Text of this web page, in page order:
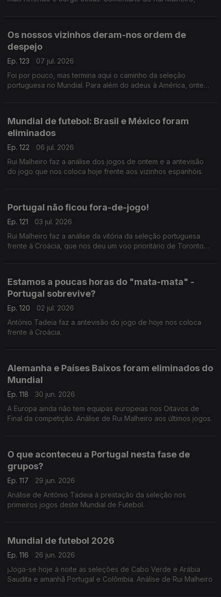
Os nossos vizinhos deram-nos ordem de
despejo
Ep. 123
07 jul. 2026
Foi por pouco, mas termina aqui o caminho da seleção
portuguesa no Mundial. Para além do adeus à América, ontem
Mundial de futebol: Brasil e México foram
eliminados
Ep. 122
06 jul. 2026
Rui Malheiro faz a análise dos jogos de ontem e a antevisão
do jogo que nos coloca hoje frente aos vizinhos espanhóis.
Portugal não ficou fora-de-jogo!
Ep. 121
03 jul. 2026
Rui Malheiro faz a análise da vitória da seleção portuguesa
frente à Croácia, que nos deu um voo prioritário de Toronto
Estamos a poucas horas do "mata-mata" -
Portugal sobrevive?
Ep. 120
02 jul. 2026
António Tadeia faz a antevisão do jogo de hoje nos coloca
frente à Croácia.
Alemanha e Países Baixos foram eliminados do
Mundial
Ep. 118
30 jun. 2026
A Europa ainda não tem equipas europeias nos Oitavos de
Final da competição. Análise de Rui Malheiro aos últimos jogos.
O que aconteceu a Portugal nesta fase de
grupos?
Ep. 117
29 jun. 2026
Análise de António Tadeia à prestação da seleção nos
primeiros jogos deste Mundial de Futebol.
Mundial de futebol 2026
Ep. 116
26 jun. 2026
jJoga-se hoje á noite as seleções de Cabo Verde e Arábia
Saudita e amanhã Portugal e Colômbia. Análise de Rui Malheiro